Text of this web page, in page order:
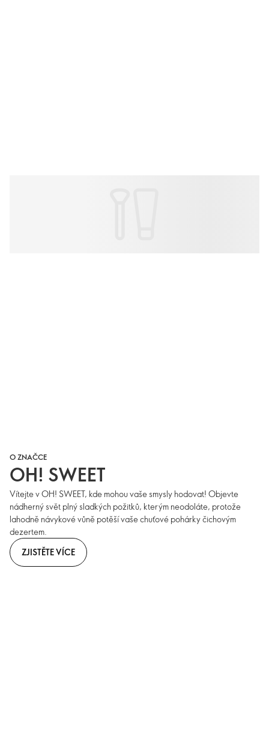
O ZNAČCE
OH! SWEET
Vítejte v OH! SWEET, kde mohou vaše smysly hodovat! Objevte
nádherný svět plný sladkých požitků, kterým neodoláte, protože
lahodně návykové vůně potěší vaše chuťové pohárky čichovým
dezertem.
ZJISTĚTE VÍCE